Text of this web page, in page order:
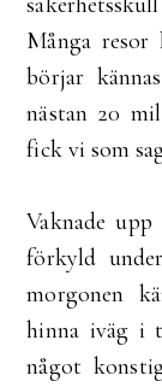
Många
börjar
nästan 20
fick vi som
Vaknade
förkyld
morgonen
hinna iväg i
något